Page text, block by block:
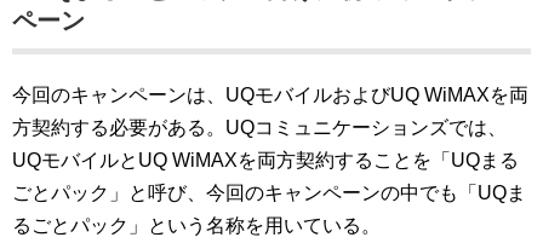
ペーン
今回のキャンペーンは、UQモバイルおよびUQ WiMAXを両
方契約する必要がある。UQコミュニケーションズでは、
UQモバイルとUQ WiMAXを両方契約することを「UQまる
ごとパック」と呼び、今回のキャンペーンの中でも「UQま
るごとパック」という名称を用いている。